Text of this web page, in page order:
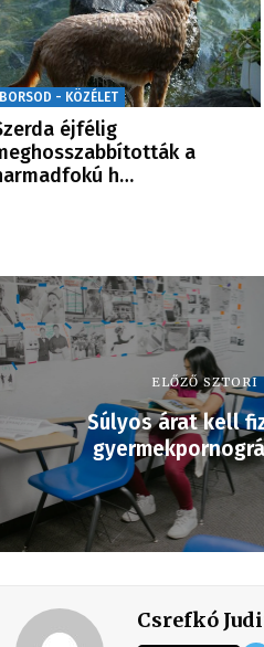
BORSOD - KÖZÉLET
éjfélig
a
h…
ELŐZŐ SZTORI
Súlyos árat kell
Csrefkó